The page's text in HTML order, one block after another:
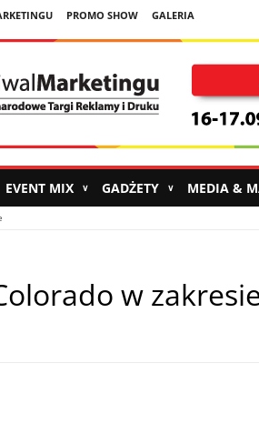
PROMO SHOW GALERIA
EVENT MIX ∨ GADŻETY ∨ MEDIA &
w